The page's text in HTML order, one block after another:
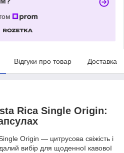
Відгуки про товар Доставка
Rica Single Origin:
Origin — цитрусова свіжість і
вибір для щоденної кавової